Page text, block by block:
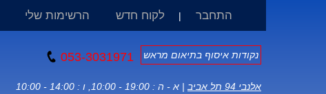
הרשימות שלי התחבר | לקוח חדש
נקודות איסוף בתיאום מראש 053-3031971
אלנבי 94 תל אביב
| א - ה : 19:00 - 10:00, ו : 14:00 - 10:00